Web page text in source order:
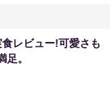
レビュー!可愛さも
。